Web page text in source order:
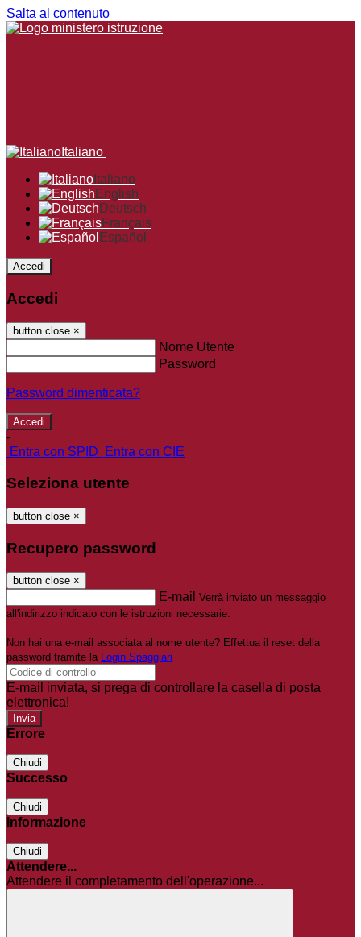
Salta al contenuto
Italiano
Italiano
English
Deutsch
Français
Español
Accedi
Accedi
button close ×
Nome Utente
Password
Password dimenticata?
-
Entra con SPID
Entra con CIE
Seleziona utente
button close ×
Recupero password
button close ×
E-mail Verrà inviato un messaggio
all'indirizzo indicato con le istruzioni necessarie.
Non hai una e-mail associata al nome utente? Effettua il reset della
password tramite la Login Spaggiari
E-mail inviata, si prega di controllare la casella di posta
elettronica!
Errore
Chiudi
Successo
Chiudi
Informazione
Chiudi
Attendere...
Attendere il completamento dell'operazione...